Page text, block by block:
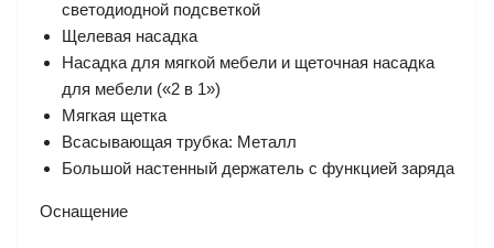
светодиодной подсветкой
Щелевая насадка
Насадка для мягкой мебели и щеточная насадка
для мебели («2 в 1»)
Мягкая щетка
Всасывающая трубка: Металл
Большой настенный держатель с функцией заряда
Оснащение